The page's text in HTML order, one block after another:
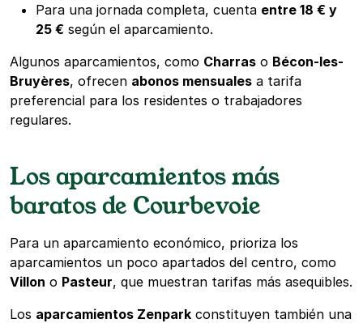
Para una jornada completa, cuenta entre 18 € y
25 € según el aparcamiento.
Algunos aparcamientos, como Charras o Bécon-les-
Bruyères, ofrecen abonos mensuales a tarifa
preferencial para los residentes o trabajadores
regulares.
Los aparcamientos más
baratos de Courbevoie
Para un aparcamiento económico, prioriza los
aparcamientos un poco apartados del centro, como
Villon o Pasteur, que muestran tarifas más asequibles.
Los aparcamientos Zenpark constituyen también una